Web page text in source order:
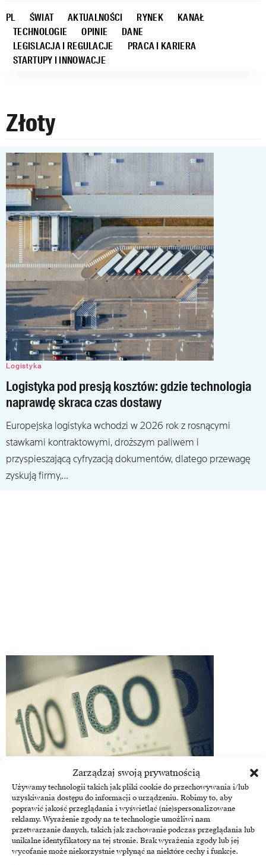
Zarządzaj swoją prywatnością
Używamy technologii takich jak pliki cookie do przechowywania i/lub
uzyskiwania dostępu do informacji o urządzeniu. Robimy to, aby
poprawić jakość przeglądania i wyświetlać (nie)spersonalizowane
reklamy. Wyrażenie zgody na te technologie umożliwi nam
przetwarzanie danych, takich jak zachowanie podczas przeglądania lub
unikalne identyfikatory na tej stronie. Brak wyrażenia zgody lub jej
wycofanie może niekorzystnie wpłynąć na niektóre cechy i funkcje.
PL ŚWIAT AKTUALNOŚCI RYNEK
KANAŁ
TECHNOLOGIE
OPINIE
DANE
LEGISLACJA I REGULACJE
PRACA I KARIERA
STARTUPY I INNOWACJE
Złoty
Logistyka
Logistyka pod presją kosztów: gdzie technologia
naprawdę skraca czas dostawy
Europejska logistyka wchodzi w 2026 rok z rosnącymi
stawkami kontraktowymi, droższym paliwem i
przyspieszającą cyfryzacją dokumentów, dlatego przewagę
zyskują firmy,…
Ekonomia
Złoty łapie oddech. Dlaczego stabilizacja na Bliskim
Wschodzie to paliwo dla polskiej waluty
Polska waluta odzyskuje stabilność dzięki wyciszeniu napięć